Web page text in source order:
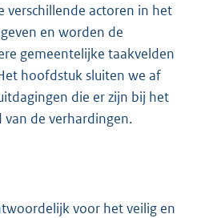
verschillende actoren in het
en worden de
gemeentelijke taakvelden
hoofdstuk sluiten we af
die er zijn bij het
de verhardingen.
voor het veilig en